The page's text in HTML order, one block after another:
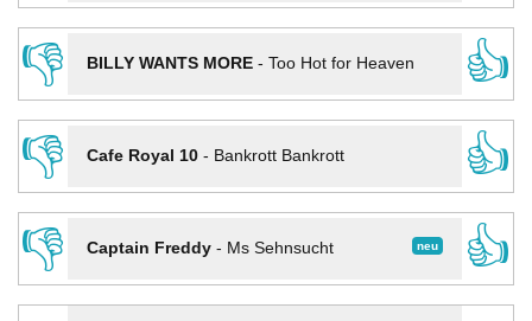
👎
BILLY WANTS MORE- Too Hot for Heaven
👍
👎
Cafe Royal 10- Bankrott Bankrott
👍
👎
neu
Captain Freddy- Ms Sehnsucht
👍